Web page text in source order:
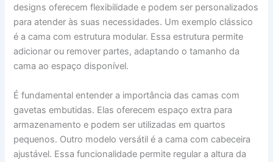
designs oferecem flexibilidade e podem ser personalizados
para atender às suas necessidades. Um exemplo clássico
é a cama com estrutura modular. Essa estrutura permite
adicionar ou remover partes, adaptando o tamanho da
cama ao espaço disponível.
É fundamental entender a importância das camas com
gavetas embutidas. Elas oferecem espaço extra para
armazenamento e podem ser utilizadas em quartos
pequenos. Outro modelo versátil é a cama com cabeceira
ajustável. Essa funcionalidade permite regular a altura da